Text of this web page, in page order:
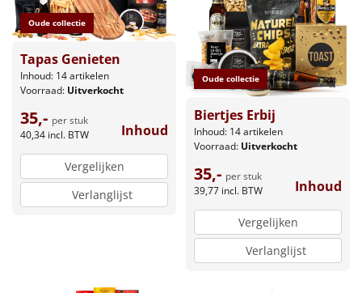
Oude collectie
Tapas Genieten
Inhoud: 14 artikelen
Voorraad: Uitverkocht
35,- per stuk
40,34 incl. BTW Inhoud
Vergelijken
Verlanglijst
Oude collectie
Biertjes Erbij
Inhoud: 14 artikelen
Voorraad: Uitverkocht
35,- per stuk
39,77 incl. BTW Inhoud
Vergelijken
Verlanglijst